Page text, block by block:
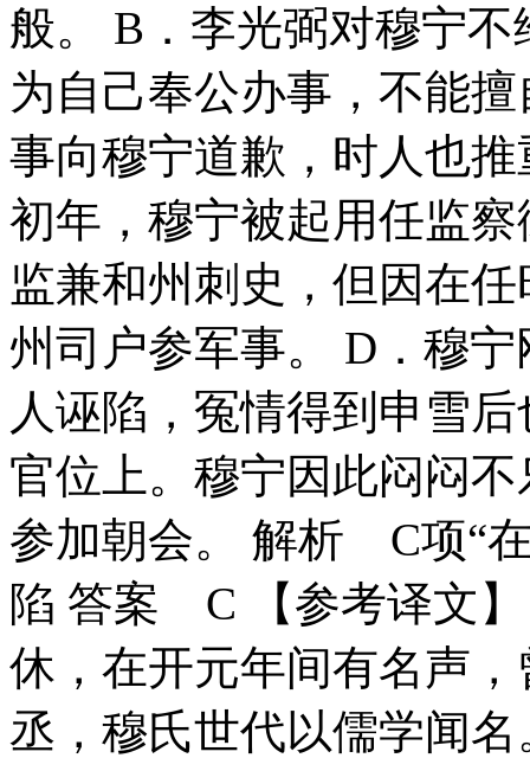
般。 B．李光弼对穆宁
为自己奉公办事，不能
事向穆宁道歉，时人也
初年，穆宁被起用任监
监兼和州刺史，但因在
州司户参军事。 D．穆
人诬陷，冤情得到申雪
官位上。穆宁因此闷闷
参加朝会。 解析 C项“
陷 答案 C 【参考译文
休，在开元年间有名声
丞，穆氏世代以儒学闻